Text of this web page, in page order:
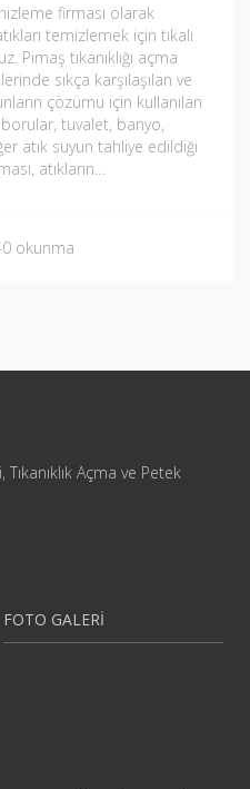
firması olarak
temizlemek için tıkalı
Pimaş tıkanıklığı açma
sıkça karşılaşılan ve
çözümü için kullanılan
tuvalet, banyo,
atık suyun tahliye edildiği
atıkların…
okunma
Açma ve Petek
FOTO GALERİ